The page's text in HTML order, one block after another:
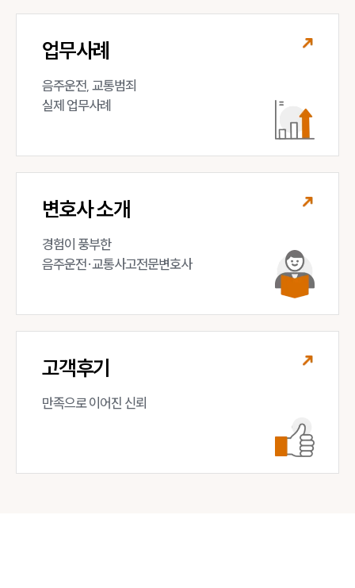
업무사례
음주운전, 교통범죄
실제 업무사례
변호사 소개
경험이 풍부한
음주운전·교통사고전문변호사
고객후기
만족으로 이어진 신뢰